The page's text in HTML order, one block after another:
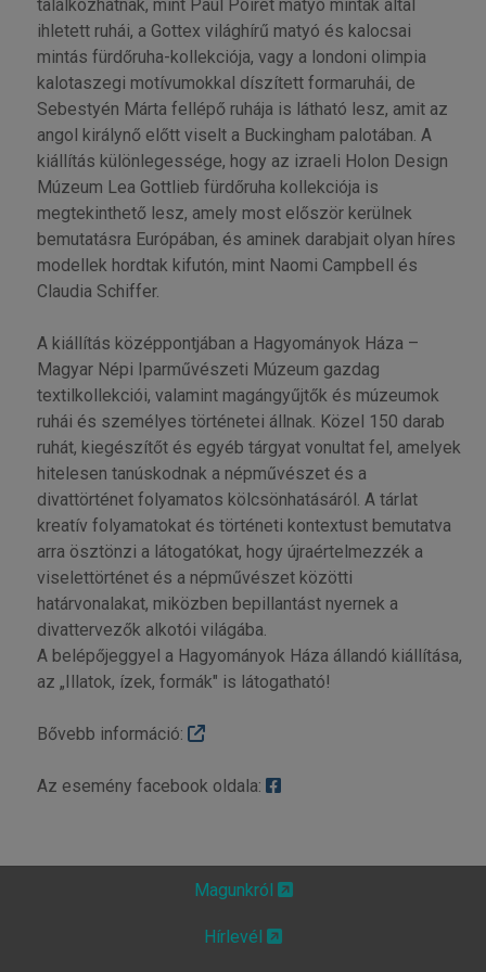
találkozhatnak, mint Paul Poiret matyó minták által
ihletett ruhái, a Gottex világhírű matyó és kalocsai
mintás fürdőruha-kollekciója, vagy a londoni olimpia
kalotaszegi motívumokkal díszített formaruhái, de
Sebestyén Márta fellépő ruhája is látható lesz, amit az
angol királynő előtt viselt a Buckingham palotában. A
kiállítás különlegessége, hogy az izraeli Holon Design
Múzeum Lea Gottlieb fürdőruha kollekciója is
megtekinthető lesz, amely most először kerülnek
bemutatásra Európában, és aminek darabjait olyan híres
modellek hordtak kifutón, mint Naomi Campbell és
Claudia Schiffer.
A kiállítás középpontjában a Hagyományok Háza –
Magyar Népi Iparművészeti Múzeum gazdag
textilkollekciói, valamint magángyűjtők és múzeumok
ruhái és személyes történetei állnak. Közel 150 darab
ruhát, kiegészítőt és egyéb tárgyat vonultat fel, amelyek
hitelesen tanúskodnak a népművészet és a
divattörténet folyamatos kölcsönhatásáról. A tárlat
kreatív folyamatokat és történeti kontextust bemutatva
arra ösztönzi a látogatókat, hogy újraértelmezzék a
viselettörténet és a népművészet közötti
határvonalakat, miközben bepillantást nyernek a
divattervezők alkotói világába.
A belépőjeggyel a Hagyományok Háza állandó kiállítása,
az „Illatok, ízek, formák" is látogatható!
Bővebb információ:
Az esemény facebook oldala:
Magunkról
Hírlevél